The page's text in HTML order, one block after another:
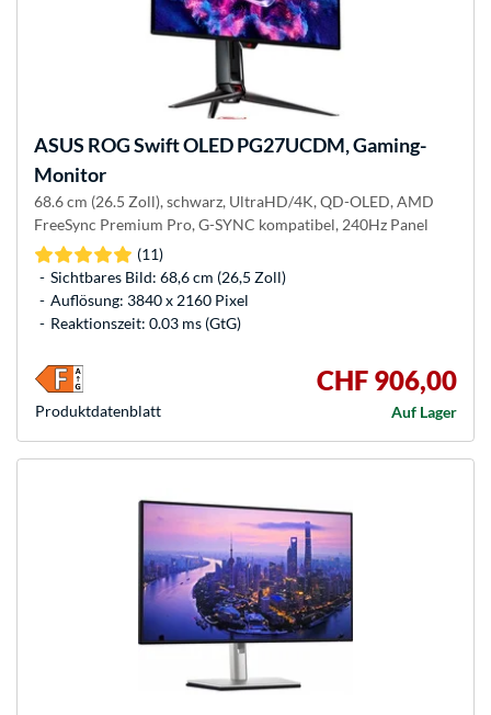
ASUS ROG Swift OLED PG27UCDM, Gaming-
Monitor
68.6 cm (26.5 Zoll), schwarz, UltraHD/4K, QD-OLED, AMD
FreeSync Premium Pro, G-SYNC kompatibel, 240Hz Panel
(11)
Sichtbares Bild: 68,6 cm (26,5 Zoll)
Auflösung: 3840 x 2160 Pixel
Reaktionszeit: 0.03 ms (GtG)
CHF 906,00
Auf Lager
Produkt­datenblatt